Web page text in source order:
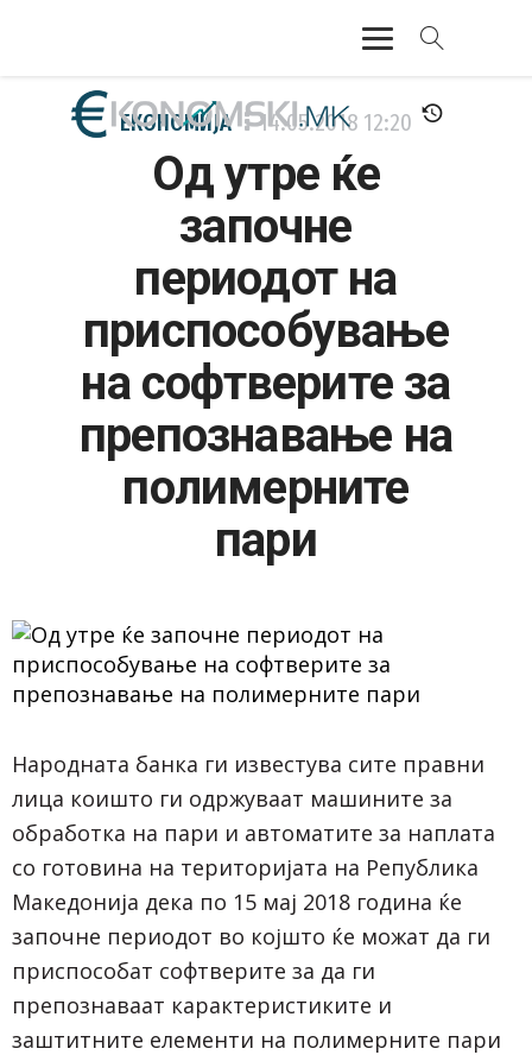
АКТУЕЛНО
ЕКОНОМИЈА
ФИНАНСИИ
БАНКАРСТВО
ЖИВОТ
ЕКОНОМИЈА 14.05.2018 12:20
Од утре ќе
започне
периодот на
приспособување
на софтверите за
препознавање на
полимерните
пари
Народната банка ги известува сите правни
лица коишто ги одржуваат машините за
обработка на пари и автоматите за наплата
со готовина на територијата на Република
Македонија дека по 15 мај 2018 година ќе
започне периодот во којшто ќе можат да ги
приспособат софтверите за да ги
препознаваат карактеристиките и
заштитните елементи на полимерните пари